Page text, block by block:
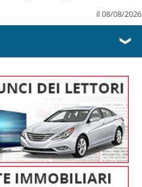
il 08/08/2026
❯